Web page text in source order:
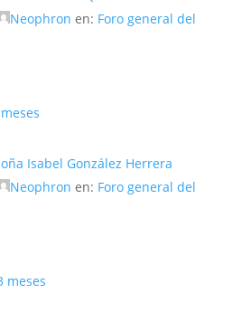
Neophron en: Foro general del
Isabel González Herrera
Neophron en: Foro general del
meses